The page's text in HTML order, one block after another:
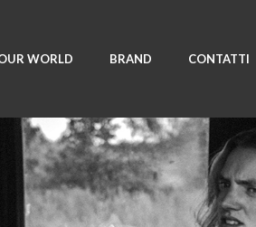
WORLD BRAND CONTATTI